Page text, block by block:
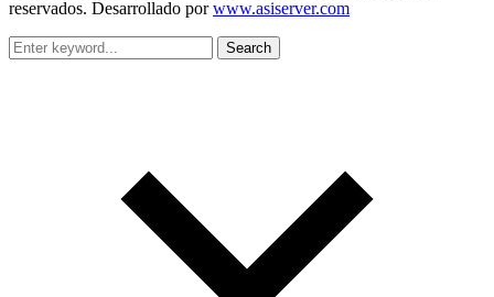
reservados. Desarrollado porwww.asiserver.com
Search